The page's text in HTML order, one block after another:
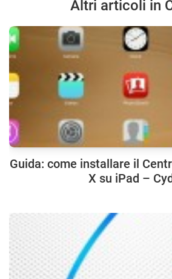
Altri articoli in
Guida: come installare il
X su iPad –